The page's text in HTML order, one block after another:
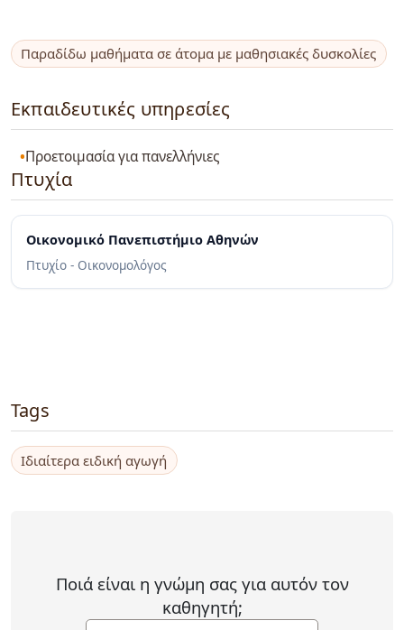
Παραδίδω μαθήματα σε άτομα με μαθησιακές δυσκολίες
Εκπαιδευτικές υπηρεσίες
Προετοιμασία για πανελλήνιες
Πτυχία
Οικονομικό Πανεπιστήμιο Αθηνών
Πτυχίο - Οικονομολόγος
Tags
Ιδιαίτερα ειδική αγωγή
Ποιά είναι η γνώμη σας για αυτόν τον
καθηγητή;